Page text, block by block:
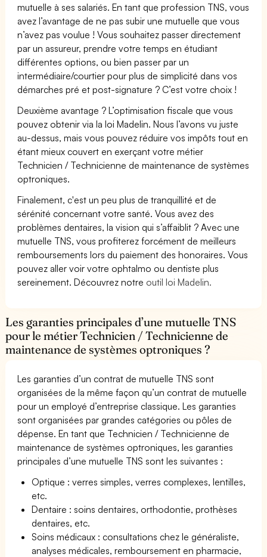
mutuelle à ses salariés. En tant que profession TNS, vous
avez l’avantage de ne pas subir une mutuelle que vous
n’avez pas voulue ! Vous souhaitez passer directement
par un assureur, prendre votre temps en étudiant
différentes options, ou bien passer par un
intermédiaire/courtier pour plus de simplicité dans vos
démarches pré et post-signature ? C’est votre choix !
Deuxième avantage ? L’optimisation fiscale que vous
pouvez obtenir via la loi Madelin. Nous l’avons vu juste
au-dessus, mais vous pouvez réduire vos impôts tout en
étant mieux couvert en exerçant votre métier
Technicien / Technicienne de maintenance de systèmes
optroniques.
Finalement, c'est un peu plus de tranquillité et de
sérénité concernant votre santé. Vous avez des
problèmes dentaires, la vision qui s’affaiblit ? Avec une
mutuelle TNS, vous profiterez forcément de meilleurs
remboursements lors du paiement des honoraires. Vous
pouvez aller voir votre ophtalmo ou dentiste plus
sereinement. Découvrez notre outil loi Madelin.
Les garanties principales d’une mutuelle TNS
pour le métier Technicien / Technicienne de
maintenance de systèmes optroniques ?
Les garanties d’un contrat de mutuelle TNS sont
organisées de la même façon qu’un contrat de mutuelle
pour un employé d’entreprise classique. Les garanties
sont organisées par grandes catégories ou pôles de
dépense. En tant que Technicien / Technicienne de
maintenance de systèmes optroniques, les garanties
principales d’une mutuelle TNS sont les suivantes :
Optique : verres simples, verres complexes, lentilles,
etc.
Dentaire : soins dentaires, orthodontie, prothèses
dentaires, etc.
Soins médicaux : consultations chez le généraliste,
analyses médicales, remboursement en pharmacie,